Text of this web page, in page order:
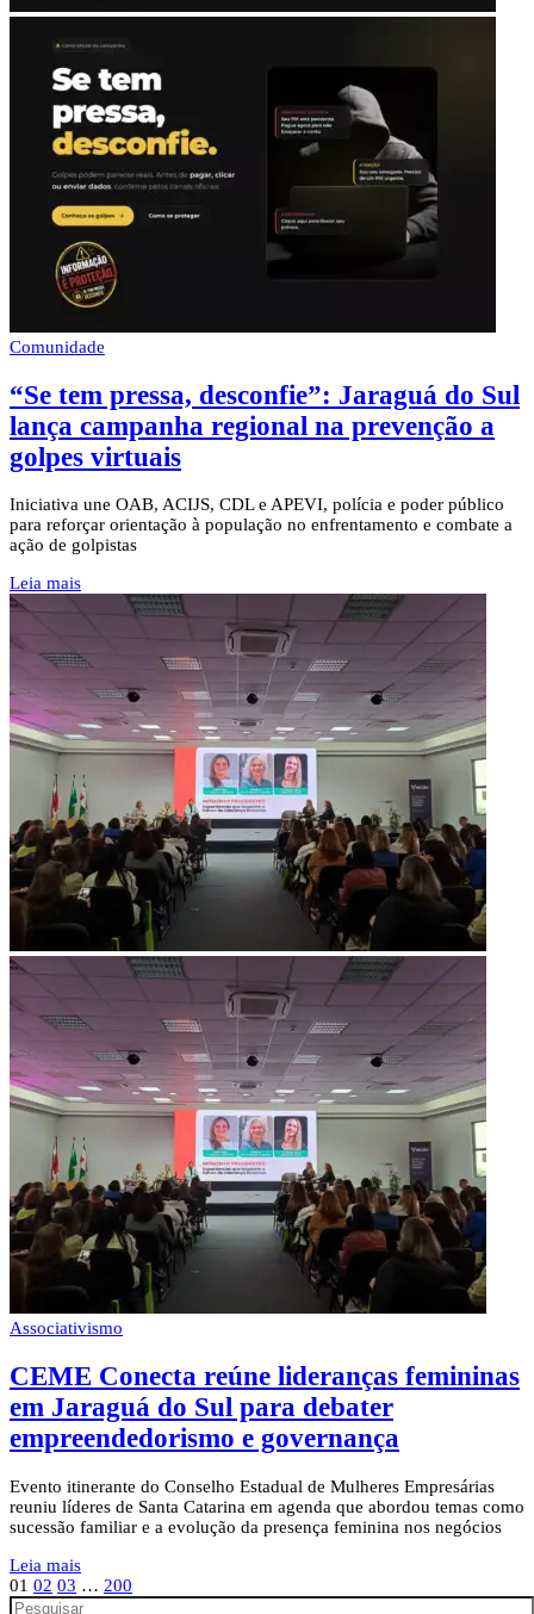
Comunidade
“Se tem pressa, desconfie”: Jaraguá do Sul
lança campanha regional na prevenção a
golpes virtuais
Iniciativa une OAB, ACIJS, CDL e APEVI, polícia e poder público
para reforçar orientação à população no enfrentamento e combate a
ação de golpistas
Leia mais
Associativismo
CEME Conecta reúne lideranças femininas
em Jaraguá do Sul para debater
empreendedorismo e governança
Evento itinerante do Conselho Estadual de Mulheres Empresárias
reuniu líderes de Santa Catarina em agenda que abordou temas como
sucessão familiar e a evolução da presença feminina nos negócios
Leia mais
01 02 03 … 200